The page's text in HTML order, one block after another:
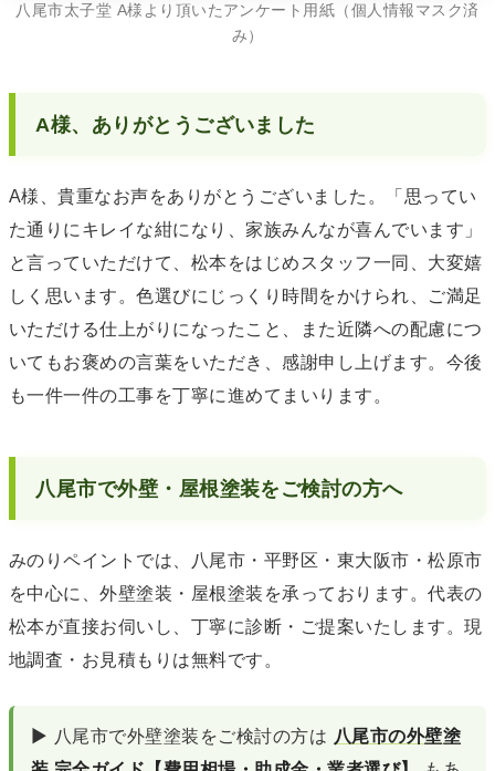
八尾市太子堂 A様より頂いたアンケート用紙（個人情報マスク済
み）
A様、ありがとうございました
A様、貴重なお声をありがとうございました。「思ってい
た通りにキレイな紺になり、家族みんなが喜んでいます」
と言っていただけて、松本をはじめスタッフ一同、大変嬉
しく思います。色選びにじっくり時間をかけられ、ご満足
いただける仕上がりになったこと、また近隣への配慮につ
いてもお褒めの言葉をいただき、感謝申し上げます。今後
も一件一件の工事を丁寧に進めてまいります。
八尾市で外壁・屋根塗装をご検討の方へ
みのりペイントでは、八尾市・平野区・東大阪市・松原市
を中心に、外壁塗装・屋根塗装を承っております。代表の
松本が直接お伺いし、丁寧に診断・ご提案いたします。現
地調査・お見積もりは無料です。
▶ 八尾市で外壁塗装をご検討の方は 八尾市の外壁塗